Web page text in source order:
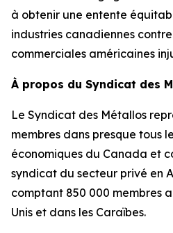
à obtenir une entente
industries canadiennes
commerciales américaines
À propos du Syndicat des
Le Syndicat des Métallos
membres dans presque tous
économiques du Canada et
syndicat du secteur privé en
comptant 850 000 membres
Unis et dans les Caraïbes.